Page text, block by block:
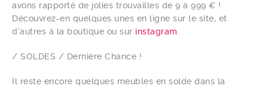
avons rapporté de jolies trouvailles de 9 à 999 € !
Découvrez-en quelques unes en ligne sur le site, et
d’autres à la boutique ou sur instagram
/ SOLDES / Dernière Chance !
Il reste encore quelques meubles en solde dans la